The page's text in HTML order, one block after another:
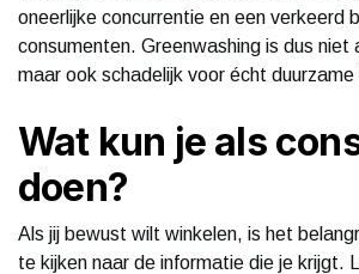
oneerlijke concurrentie en een verkeerd
consumenten. Greenwashing is dus niet
maar ook schadelijk voor écht
Wat kun je als
doen?
Als jij bewust wilt winkelen, is het
te kijken naar de informatie die je krijgt.